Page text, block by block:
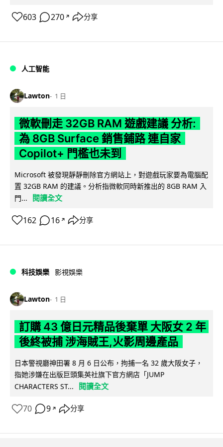
603 270 ↗ 分享
人工智能
Lawton 1 日
微軟刪走 32GB RAM 遊戲建議 分析:
為 8GB Surface 銷售鋪路 連自家
Copilot+ 門檻也未到
Microsoft 被發現靜靜刪除官方網站上，對遊戲玩家要為電腦配
置 32GB RAM 的建議。分析指微軟同時新推出的 8GB RAM 入
門...
閱讀全文
162 16 ↗ 分享
科技娛樂 影視娛樂
Lawton 1 日
訂購 43 億日元精品後棄單 大阪女 2 年
後終被捕 涉海賊王,火影周邊產品
日本警視廳神田署 8 月 6 日公布，拘捕一名 32 歲大阪女子，
指她涉嫌在出版巨頭集英社旗下官方網店「JUMP
CHARACTERS ST...
閱讀全文
70 9 ↗ 分享